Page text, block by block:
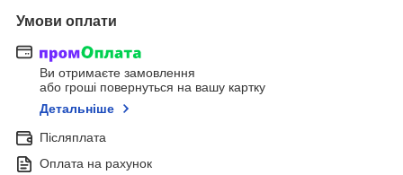
Умови оплати
Ви отримаєте замовлення
або гроші повернуться на вашу картку
Детальніше
Післяплата
Оплата на рахунок